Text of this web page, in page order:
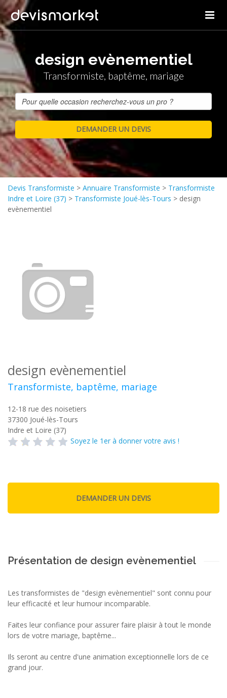
design evènementiel
Transformiste, baptême, mariage
Devis Transformiste > Annuaire Transformiste > Transformiste
Indre et Loire (37) > Transformiste Joué-lès-Tours > design
evènementiel
design evènementiel
Transformiste, baptême, mariage
12-18 rue des noisetiers
37300 Joué-lès-Tours
Indre et Loire (37)
Soyez le 1er à donner votre avis !
Présentation de design evènementiel
Les transformistes de "design evènementiel" sont connu pour
leur efficacité et leur humour incomparable.
Faites leur confiance pour assurer faire plaisir à tout le monde
lors de votre mariage, baptême...
Ils seront au centre d'une animation exceptionnelle lors de ce
grand jour.